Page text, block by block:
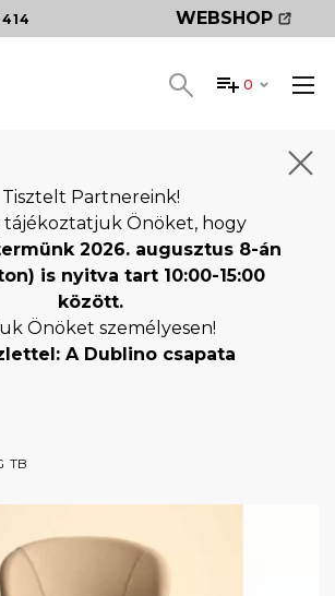
WEBSHOP
0
Tisztelt Partnereink!
tájékoztatjuk Önöket, hogy
2026. augusztus 8-án
is nyitva tart 10:00-15:00
között.
Önöket személyesen!
A Dublino csapata
TB